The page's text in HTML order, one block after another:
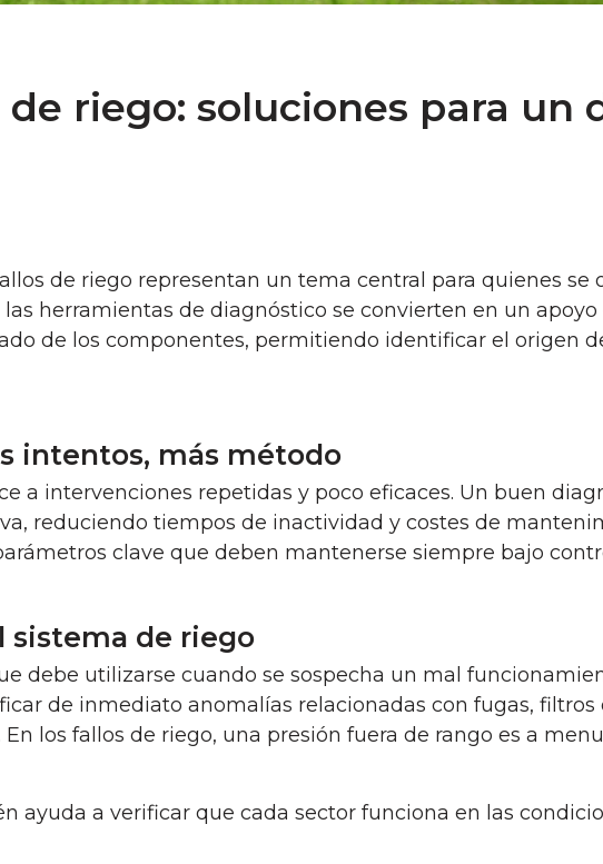
de riego: soluciones para un
de riego representan un tema central para quienes se
herramientas de diagnóstico se convierten en un apoyo
de los componentes, permitiendo identificar el origen
intentos, más método
a intervenciones repetidas y poco eficaces. Un buen
reduciendo tiempos de inactividad y costes de
clave que deben mantenerse siempre bajo
sistema de riego
debe utilizarse cuando se sospecha un mal
de inmediato anomalías relacionadas con fugas, filtros
los fallos de riego, una presión fuera de rango es a
ayuda a verificar que cada sector funciona en las